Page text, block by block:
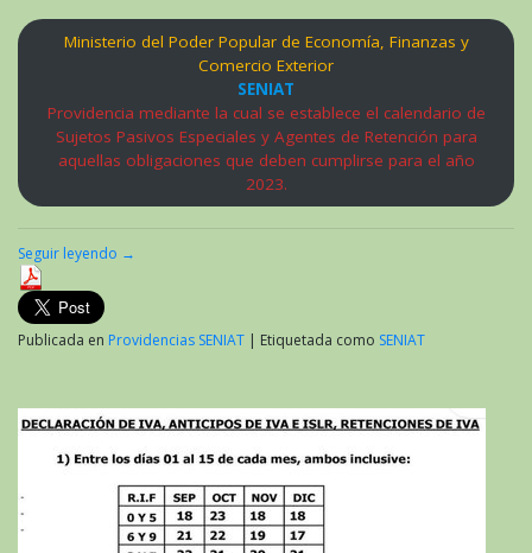
Ministerio del Poder Popular de Economía, Finanzas y
Comercio Exterior
SENIAT
Providencia mediante la cual se establece el calendario de
Sujetos Pasivos Especiales y Agentes de Retención para
aquellas obligaciones que deben cumplirse para el año
2023.
Seguir leyendo →
Publicada en Providencias SENIAT Etiquetada como SENIAT